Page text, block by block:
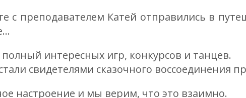
с преподавателем Катей отправились в
интересных игр, конкурсов и танцев.
свидетелями сказочного воссоединения
настроение и мы верим, что это взаимно.